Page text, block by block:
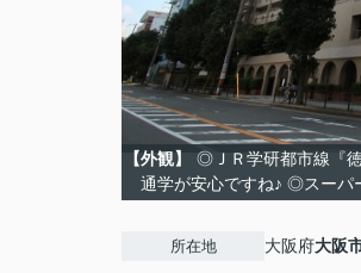
【外観】
◎ＪＲ学研都市線『
通学が安心ですね♪ ◎スーパ
所在地 大阪府大阪